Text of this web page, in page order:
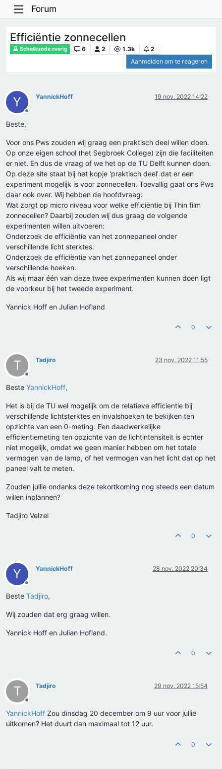
Forum
Efficiëntie zonnecellen
Scheikunde overig 6 2 1.3k
2
Aanmelden om te reageren
Y
Offline
YannickHoff 19 nov. 2022 14:22
Beste,
Voor ons Pws zouden wij graag een praktisch deel willen doen.
Op onze eigen school (het Segbroek College) zijn die faciliteiten
er niet. En dus de vraag of we het op de TU Delft kunnen doen.
Op deze site staat bij het kopje 'praktisch deel' dat er een
experiment mogelijk is voor zonnecellen. Toevallig gaat ons Pws
daar ook over. Wij hebben de hoofdvraag:
Wat zorgt op micro niveau voor welke efficiëntie bij Thin film
zonnecellen? Daarbij zouden wij dus graag de volgende
experimenten willen uitvoeren:
Onderzoek de efficiëntie van het zonnepaneel onder
verschillende licht sterktes.
Onderzoek de efficiëntie van het zonnepaneel onder
verschillende hoeken.
Als wij maar één van deze twee experimenten kunnen doen ligt
de voorkeur bij het tweede experiment.
Yannick Hoff en Julian Hofland
0
T
Offline
Tadjiro 23 nov. 2022 11:55
Beste YannickHoff,
Het is bij de TU wel mogelijk om de relatieve efficientie bij
verschillende lichtsterktes en invalshoeken te bekijken ten
opzichte van een 0-meting. Een daadwerkelijke
efficientiemeting ten opzichte van de lichtintensiteit is echter
niet mogelijk, omdat we geen manier hebben om het totale
vermogen van de lamp, of het vermogen van het licht dat op het
paneel valt te meten.
Zouden jullie ondanks deze tekortkoming nog steeds een datum
willen inplannen?
Tadjiro Velzel
0
Y
Offline
YannickHoff 28 nov. 2022 20:34
Beste Tadjiro,
Wij zouden dat erg graag willen.
Yannick Hoff en Julian Hofland.
0
T
Offline
Tadjiro 29 nov. 2022 15:54
YannickHoff Zou dinsdag 20 december om 9 uur voor jullie
uitkomen? Het duurt dan maximaal tot 12 uur.
0